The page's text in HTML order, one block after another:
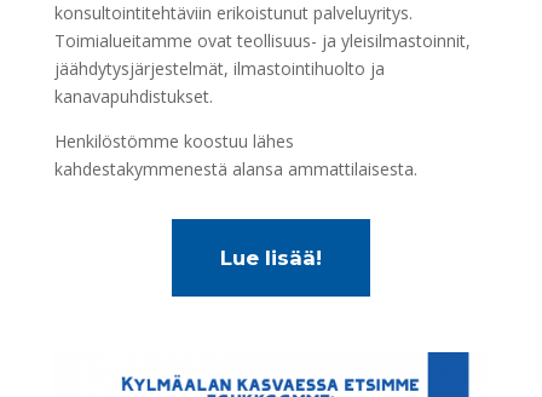
konsultointitehtäviin erikoistunut palveluyritys.
Toimialueitamme ovat teollisuus- ja yleisilmastoinnit,
jäähdytysjärjestelmät, ilmastointihuolto ja
kanavapuhdistukset.
Henkilöstömme koostuu lähes
kahdestakymmenestä alansa ammattilaisesta.
Lue lisää!